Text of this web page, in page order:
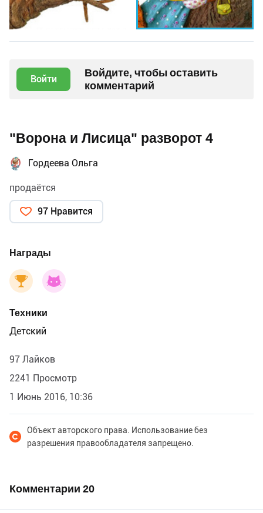
Войти
Войдите, чтобы оставить
комментарий
"Ворона и Лисица" разворот 4
Гордеева Ольга
продаётся
97 Нравится
Награды
Техники
Детский
97 Лайков
2241 Просмотр
1 Июнь 2016, 10:36
Объект авторского права. Использование без
разрешения правообладателя запрещено.
Комментарии 20